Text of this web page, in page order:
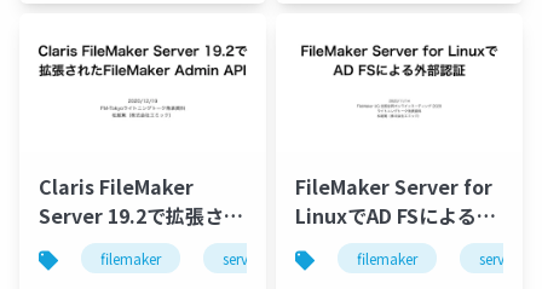
Claris FileMaker
Server 19.2で拡張され
たFileMaker Admin
API
filemaker server
FileMaker Server for
LinuxでAD FSによる外
部認証filemaker server